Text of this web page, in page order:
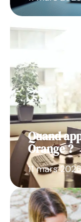
Quand
Orange ?
11 mars